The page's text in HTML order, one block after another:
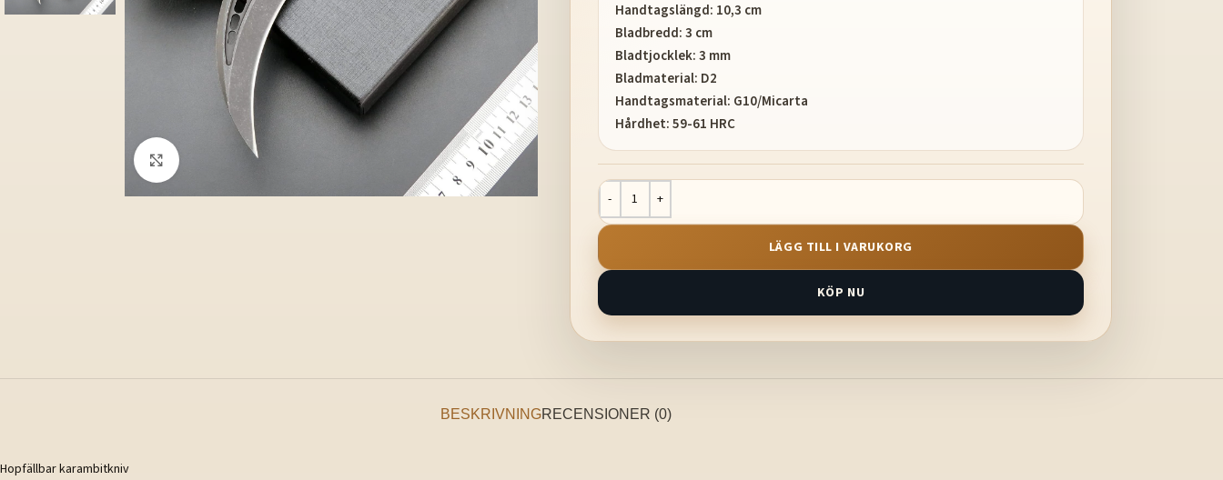
Klicka för att förstora
Handtagslängd: 10,3 cm
Bladbredd: 3 cm
Bladtjocklek: 3 mm
Bladmaterial: D2
Handtagsmaterial: G10/Micarta
Hårdhet: 59-61 HRC
LÄGG TILL I VARUKORG
KÖP NU
BESKRIVNINGRECENSIONER (0)
Hopfällbar karambitkniv